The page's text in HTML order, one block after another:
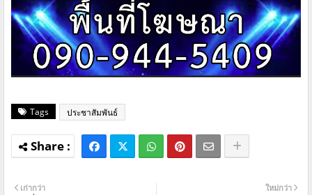
Tags ประชาสัมพันธ์
ใหม่กว่า
เก่ากว่า